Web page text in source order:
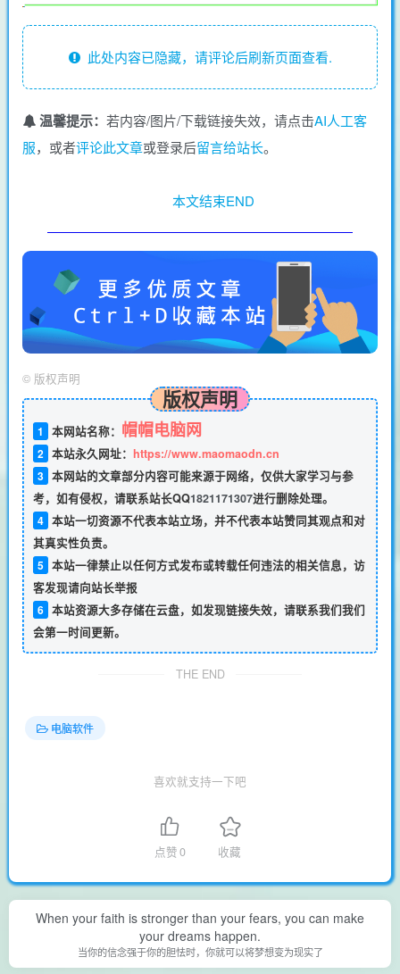
此处内容已隐藏，请评论后刷新页面查看.
温馨提示： 若内容/图片/下载链接失效，请点击AI人工客
服，或者评论此文章或登录后留言给站长。
本文结束END
© 版权声明
版权声明
1 本网站名称： 帽帽电脑网
2 本站永久网址： https://www.maomaodn.cn
3 本网站的文章部分内容可能来源于网络，仅供大家学习与参
考，如有侵权，请联系站长QQ1821171307进行删除处理。
4 本站一切资源不代表本站立场，并不代表本站赞同其观点和对
其真实性负责。
5 本站一律禁止以任何方式发布或转载任何违法的相关信息，访
客发现请向站长举报
6 本站资源大多存储在云盘，如发现链接失效，请联系我们我们
会第一时间更新。
THE END
电脑软件
喜欢就支持一下吧
点赞0 收藏
When your faith is stronger than your fears, you can make
your dreams happen.
当你的信念强于你的胆怯时，你就可以将梦想变为现实了